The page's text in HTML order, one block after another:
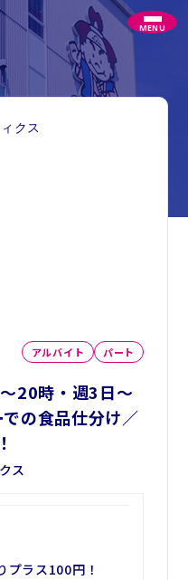
MENU
アルバイト パート
20時・週3日～
の食品仕分け／
ス
ラス100円！